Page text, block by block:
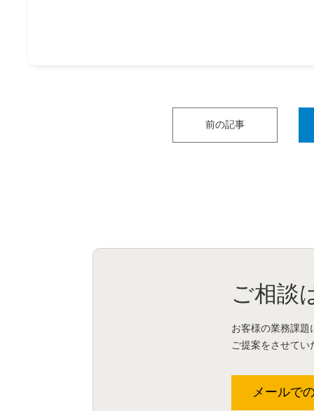
前の記事
ご相談
お客様の業務課題
ご提案をさせて
メールで